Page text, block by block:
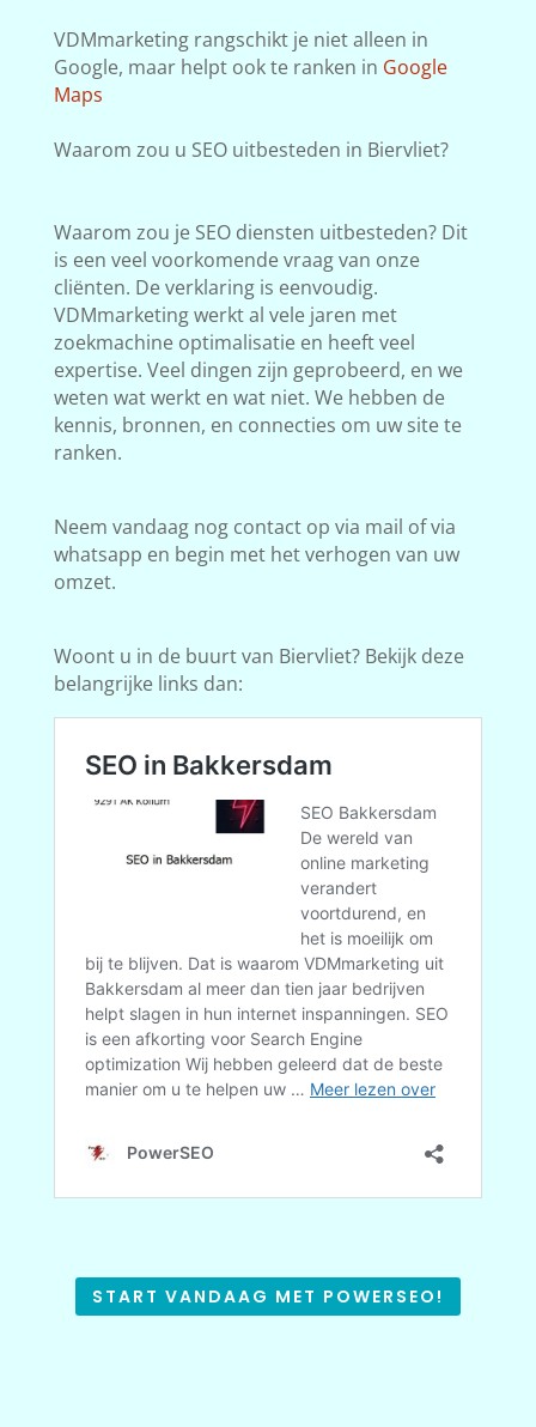
VDMmarketing rangschikt je niet alleen in
Google, maar helpt ook te ranken in Google
Maps
Waarom zou u SEO uitbesteden in Biervliet?
Waarom zou je SEO diensten uitbesteden? Dit
is een veel voorkomende vraag van onze
cliënten. De verklaring is eenvoudig.
VDMmarketing werkt al vele jaren met
zoekmachine optimalisatie en heeft veel
expertise. Veel dingen zijn geprobeerd, en we
weten wat werkt en wat niet. We hebben de
kennis, bronnen, en connecties om uw site te
ranken.
Neem vandaag nog contact op via mail of via
whatsapp en begin met het verhogen van uw
omzet.
Woont u in de buurt van Biervliet? Bekijk deze
belangrijke links dan:
START VANDAAG MET POWERSEO!